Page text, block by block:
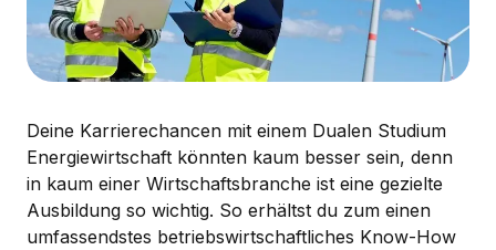
Deine Karrierechancen mit einem Dualen Studium
Energiewirtschaft könnten kaum besser sein, denn
in kaum einer Wirtschaftsbranche ist eine gezielte
Ausbildung so wichtig. So erhältst du zum einen
umfassendstes betriebswirtschaftliches Know-How